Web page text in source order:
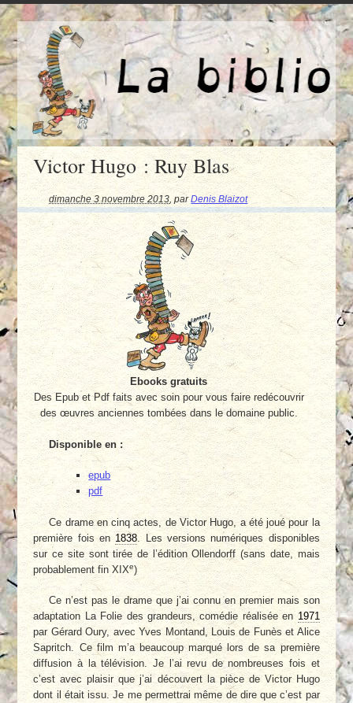
Victor Hugo : Ruy Blas
dimanche 3 novembre 2013 ,parDenis Blaizot
Ebooks gratuits
Des Epub et Pdf faits avec soin pour vous faire redécouvrir
des œuvres anciennes tombées dans le domaine public.
Disponible en :
epub
pdf
Ce drame en cinq actes, de Victor Hugo, a été joué pour la
première fois en 1838 . Les versions numériques disponibles
sur ce site sont tirée de l’édition Ollendorff (sans date, mais
probablement fin XIXe)
Ce n’est pas le drame que j’ai connu en premier mais son
adaptation La Folie des grandeurs, comédie réalisée en 1971
par Gérard Oury, avec Yves Montand, Louis de Funès et Alice
Sapritch. Ce film m’a beaucoup marqué lors de sa première
diffusion à la télévision. Je l’ai revu de nombreuses fois et
c’est avec plaisir que j’ai découvert la pièce de Victor Hugo
dont il était issu. Je me permettrai même de dire que c’est par